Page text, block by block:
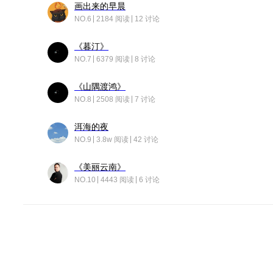
画出来的早晨
NO.6 2184 阅读 12 讨论
《暮汀》
NO.7 6379 阅读 8 讨论
《山隅渡鸿》
NO.8 2508 阅读 7 讨论
洱海的夜
NO.9 3.8w 阅读 42 讨论
《美丽云南》
NO.10 4443 阅读 6 讨论